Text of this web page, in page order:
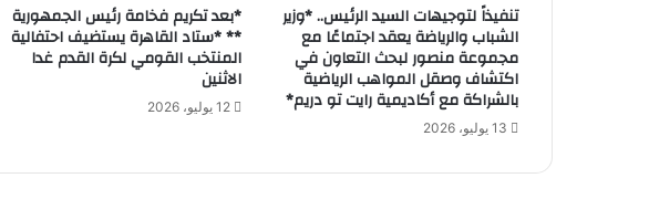
تنفيذاً لتوجيهات السيد الرئيس.. *وزير
الشباب والرياضة يعقد اجتماعًا مع
مجموعة منصور لبحث التعاون في
اكتشاف وصقل المواهب الرياضية
بالشراكة مع أكاديمية رايت تو دريم*
13 يوليو، 2026
*بعد تكريم فخامة رئيس الجمهورية
** *ستاد القاهرة يستضيف احتفالية
المنتخب القومي لكرة القدم غدا
الاثنين
12 يوليو، 2026